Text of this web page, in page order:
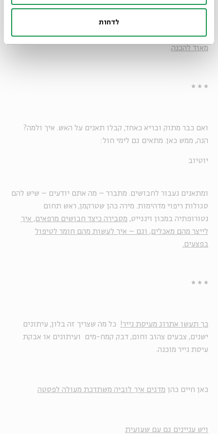
לדחות
ועוד במחלקת המתוקים: ממתק שמכיל דבש ופירות, כלומר,
הפשרה המושלמת בין הנהייה של הילדים אחרי המתוקים לג'ננה
שההורים חוטפים.זהו פתרון ביניים מושלם, בריא וטעים וקל
מאוד להכנה
* * *
ואם כבר מתוק ובריא כאחד, קבלו תאנים על האש. איך ולמה?
הנה, ממש כאן. מתאים גם לימי חול:
יוטיוב
ומתאנים נעבור לחבושים. מתברר – מה אתם יודעים – שיש להם
סגולות ריפוי מדהימות. מירה כהן שטרקמן, ראש תחום
נטורופתיה במכון וינגייט, מסבירה כיצד חבושים מרפאים, איך
לייצר מהם מאכלים, וגם – איך לעשות מהם חומר לטיפול
בפצעים.
* * *
כך תעשו אתרוג מעיסת נייר!
כל מה שצריך זה בלון, עיתונים
ישנים, צבעים צהוב וחום, דבק קמח-מים ועיתונים או אבקת
עיסת נייר מוכנה.
כאן חיים כהן מדגים איך לוביה משתדכת מעולה לפסטה
ויש עניינים גם עם שעועית